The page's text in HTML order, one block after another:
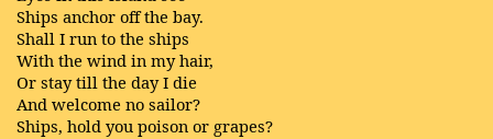
Ships anchor off the bay.
Shall I run to the ships
With the wind in my hair,
Or stay till the day I die
And welcome no sailor?
Ships, hold you poison or grapes?